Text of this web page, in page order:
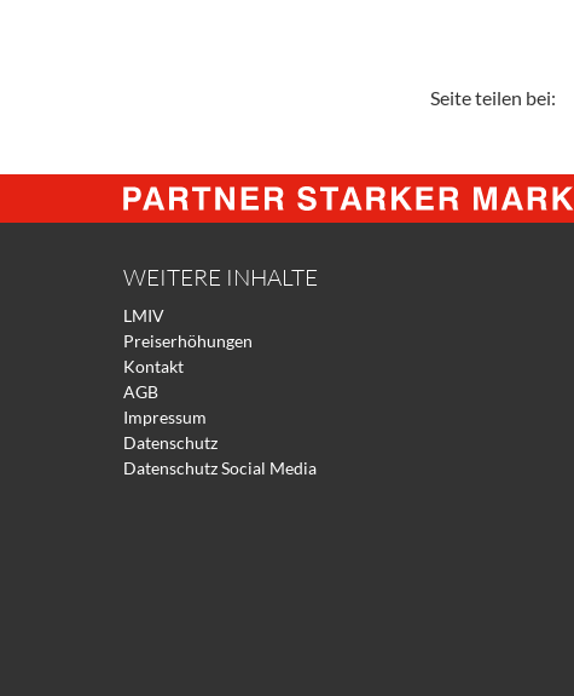
Seite teilen bei:
WEITERE INHALTE
LMIV
Preiserhöhungen
Kontakt
AGB
Impressum
Datenschutz
Datenschutz Social Media